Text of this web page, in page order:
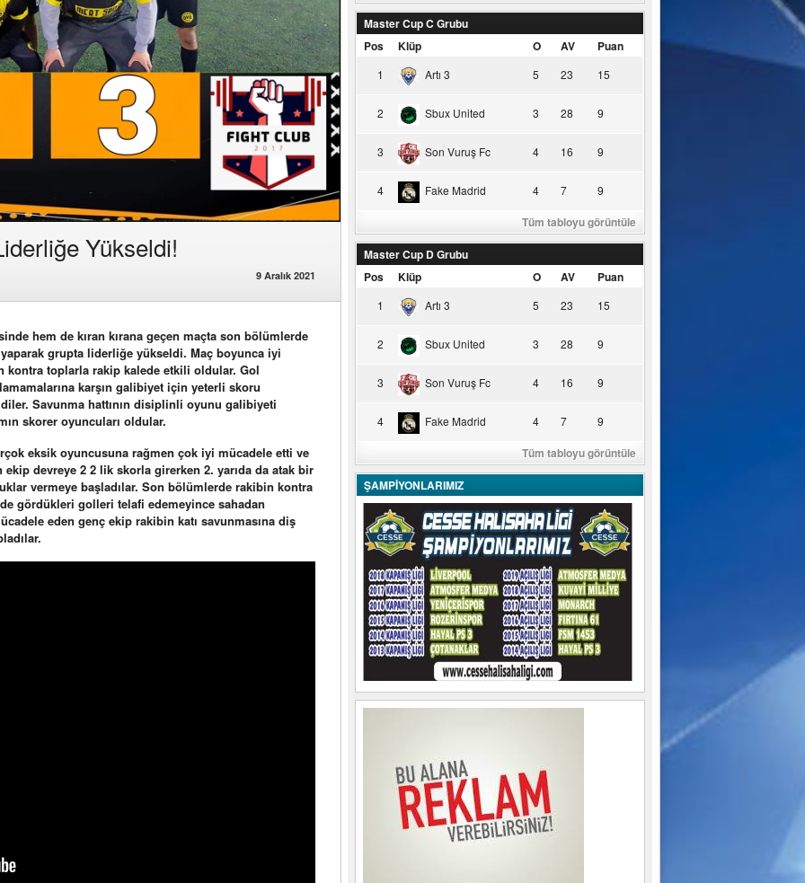
Yükseldi!
9 Aralık 2021
hem de kıran kırana geçen maçta son bölümlerde
grupta liderliğe yükseldi. Maç boyunca iyi
kontra toplarla rakip kalede etkili oldular. Gol
karşın galibiyet için yeterli skoru
Savunma hattının disiplinli oyunu galibiyeti
skorer oyuncuları oldular.
eksik oyuncusuna rağmen çok iyi mücadele etti ve
devreye 2 2 lik skorla girerken 2. yarıda da atak bir
vermeye başladılar. Son bölümlerde rakibin kontra
gördükleri golleri telafi edemeyince sahadan
eden genç ekip rakibin katı savunmasına diş
Master Cup C Grubu
Pos
Klüp O AV Puan
1 Artı 3 5 23 15
2 Sbux United 3 28 9
3 Son Vuruş Fc 4 16 9
4 Fake Madrid 4 7 9
Tüm tabloyu görüntüle
Master Cup D Grubu
Pos
Klüp O AV Puan
1 Artı 3 5 23 15
2 Sbux United 3 28 9
3 Son Vuruş Fc 4 16 9
4 Fake Madrid 4 7 9
Tüm tabloyu görüntüle
ŞAMPİYONLARIMIZ